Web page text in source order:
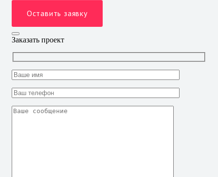
Оставить заявку
Заказать проект